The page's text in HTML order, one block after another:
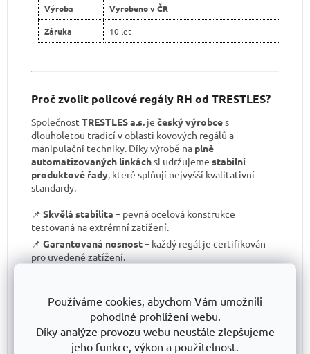
Používáme cookies, abychom Vám umožnili
pohodlné prohlížení webu.
Díky analýze provozu webu neustále zlepšujeme
jeho funkce, výkon a použitelnost.
Výroba Vyrobeno v ČR
Záruka 10 let
Proč zvolit policové regály RH od TRESTLES?
Společnost TRESTLES a.s. je český výrobces
dlouholetou tradicí v oblasti kovových regálů a
manipulační techniky. Díky výrobě na plně
automatizovaných linkáchsi udržujeme stabilní
produktové řady, které splňují nejvyšší kvalitativní
standardy.
📌 Skvělá stabilita – pevná ocelová konstrukce
testovaná na extrémní zatížení.
📌 Garantovaná nosnost– každý regál je certifikován
pro uvedené zatížení.
Bezkonkurenční poměr kvalita/cena– výborné
zpracování za férovou cenu.
📌Podpora české výroby– investujeme do lokální
produkce a technologického pokroku.